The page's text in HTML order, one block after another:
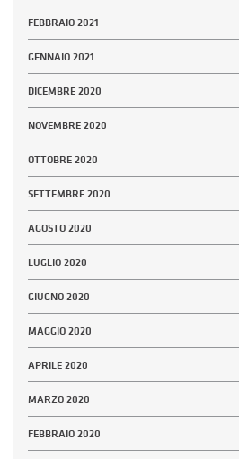
FEBBRAIO 2021
GENNAIO 2021
DICEMBRE 2020
NOVEMBRE 2020
OTTOBRE 2020
SETTEMBRE 2020
AGOSTO 2020
LUGLIO 2020
GIUGNO 2020
MAGGIO 2020
APRILE 2020
MARZO 2020
FEBBRAIO 2020